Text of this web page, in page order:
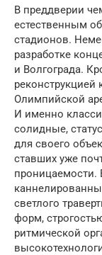
В преддверии
естественным
стадионов.
разработке
и Волгограда.
реконструкцией
Олимпийской
И именно
солидные,
для своего
ставших уже
проницаемости.
светлого
форм,
ритмической